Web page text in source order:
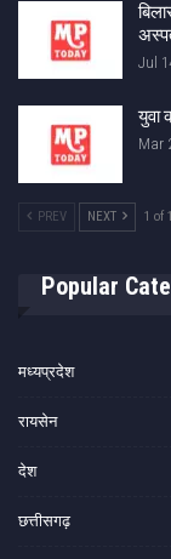
Jul
युवा
Mar
PREV NEXT 1 of
Popular
मध्यप्रदेश
रायसेन
देश
छत्तीसगढ़